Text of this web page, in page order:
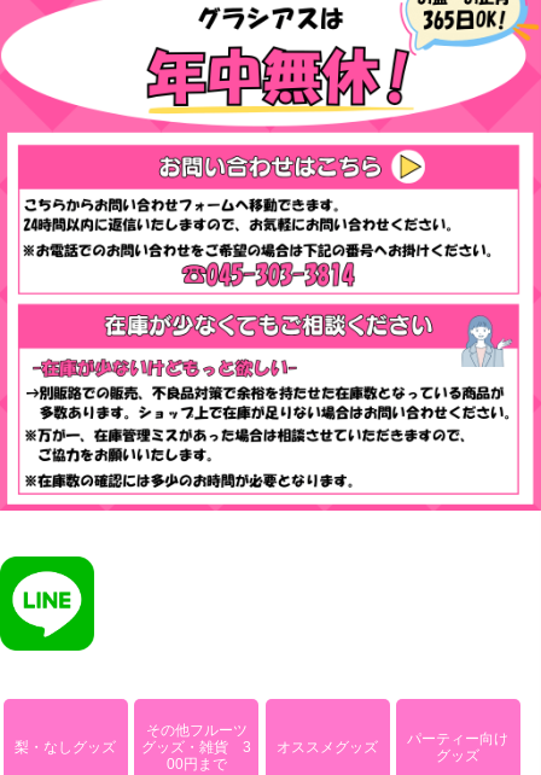
梨・なしグッズ
その他フルーツ
グッズ・雑貨 3
00円まで
オススメグッズ
パーティー向け
グッズ